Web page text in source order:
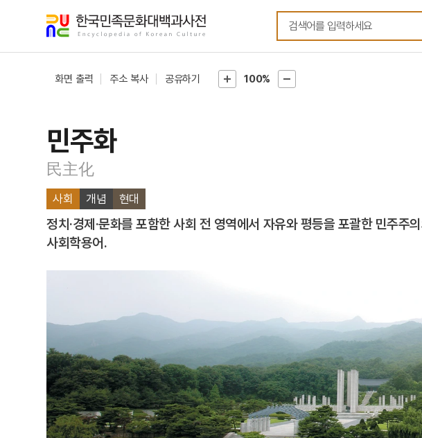
화면 출력 주소 복사 공유하기 100%
민주화
民主化
사회 개념 현대
정치·경제·문화를 포함한 사회 전 영역에서 자유와 평등을 포괄한 민주주
사회학용어.